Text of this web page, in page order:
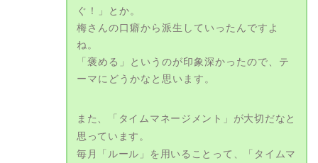
ぐ！」とか。
梅さんの口癖から派生していったんですよ
ね。
「褒める」というのが印象深かったので、テ
ーマにどうかなと思います。
また、「タイムマネージメント」が大切だなと
思っています。
毎月「ルール」を用いることって、「タイムマ